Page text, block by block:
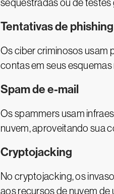
sequestradas ou de
Tentativas de phishing
Os ciber criminosos usam
contas em seus esquemas
Spam de e-mail
Os spammers usam
nuvem, aproveitando sua
Cryptojacking
No cryptojacking, os
aos recursos de nuvem